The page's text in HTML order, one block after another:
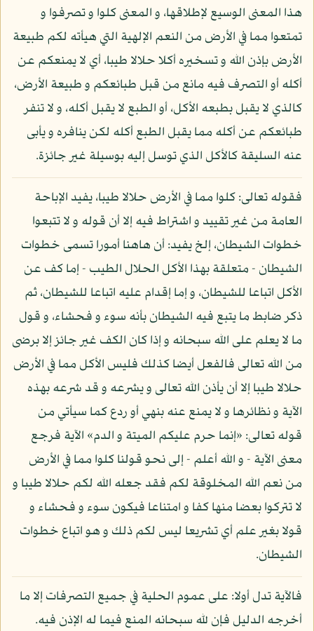
هذا المعنى الوسيع لإطلاقها، و المعنى كلوا و تصرفوا و
تمتعوا مما في الأرض من النعم الإلهية التي هيأته لكم طبيعة
الأرض بإذن الله و تسخيره أكلا حلالا طيبا، أي لا يمنعكم عن
أكله أو التصرف فيه مانع من قبل طبائعكم و طبيعة الأرض،
كالذي لا يقبل بطبعه الأكل، أو الطبع لا يقبل أكله، و لا تنفر
طبائعكم عن أكله مما يقبل الطبع أكله لكن ينافره و يأبى
عنه السليقة كالأكل الذي توسل إليه بوسيلة غير جائزة.
فقوله تعالى: كلوا مما في الأرض حلالا طيبا، يفيد الإباحة
العامة من غير تقييد و اشتراط فيه إلا أن قوله و لا تتبعوا
خطوات الشيطان، إلخ يفيد: أن هاهنا أمورا تسمى خطوات
الشيطان - متعلقة بهذا الأكل الحلال الطيب - إما كف عن
الأكل اتباعا للشيطان، و إما إقدام عليه اتباعا للشيطان، ثم
ذكر ضابط ما يتبع فيه الشيطان بأنه سوء و فحشاء، و قول
ما لا يعلم على الله سبحانه و إذا كان الكف غير جائز إلا برضى
من الله تعالى فالفعل أيضا كذلك فليس الأكل مما في الأرض
حلالا طيبا إلا أن يأذن الله تعالى و يشرعه و قد شرعه بهذه
الآية و نظائرها و لا يمنع عنه بنهي أو ردع كما سيأتي من
قوله تعالى: «إنما حرم عليكم الميتة و الدم» الآية فرجع
معنى الآية - و الله أعلم - إلى نحو قولنا كلوا مما في الأرض
من نعم الله المخلوقة لكم فقد جعله الله لكم حلالا طيبا و
لا تتركوا بعضا منها كفا و امتناعا فيكون سوء و فحشاء و
قولا بغير علم أي تشريعا ليس لكم ذلك و هو اتباع خطوات
الشيطان.
فالآية تدل أولا: على عموم الحلية في جميع التصرفات إلا ما
أخرجه الدليل فإن لله سبحانه المنع فيما له الإذن فيه.